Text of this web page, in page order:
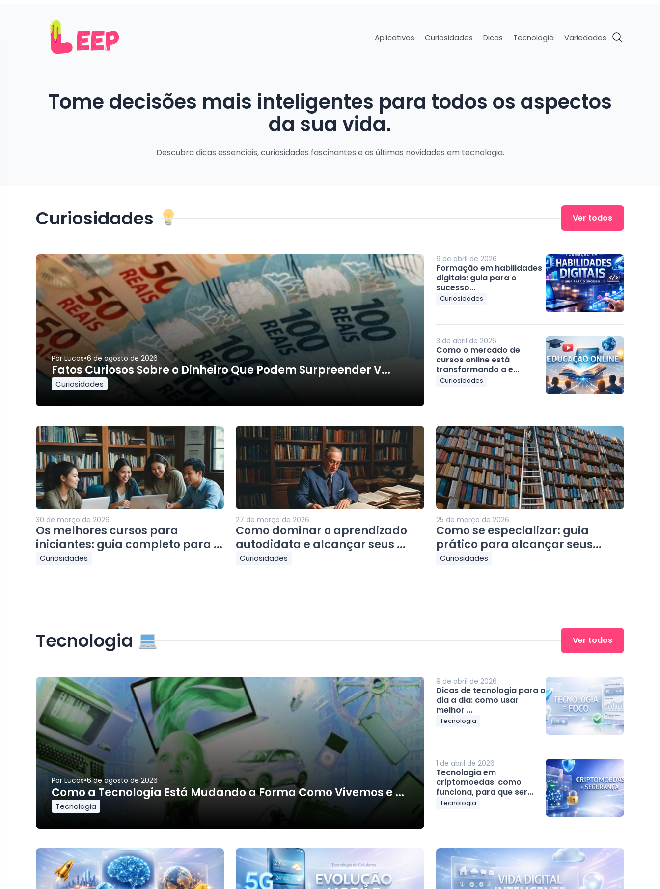
Aplicativos Curiosidades Dicas Tecnologia Variedades
Tome decisões mais inteligentes para todos os aspectos
da sua vida.
Descubra dicas essenciais, curiosidades fascinantes e as últimas novidades em tecnologia.
Curiosidades Ver todos
Por Lucas•6 de agosto de 2026
Fatos Curiosos Sobre o Dinheiro Que Podem Surpreender V...
Curiosidades
6 de abril de 2026
Formação em habilidades
digitais: guia para o
sucesso...
Curiosidades
3 de abril de 2026
Como o mercado de
cursos online está
transformando a e...
Curiosidades
30 de março de 2026
Os melhores cursos para
iniciantes: guia completo para ...
Curiosidades
27 de março de 2026
Como dominar o aprendizado
autodidata e alcançar seus ...
Curiosidades
25 de março de 2026
Como se especializar: guia
prático para alcançar seus...
Curiosidades
Tecnologia Ver todos
Por Lucas•6 de agosto de 2026
Como a Tecnologia Está Mudando a Forma Como Vivemos e ...
Tecnologia
9 de abril de 2026
Dicas de tecnologia para o
dia a dia: como usar
melhor ...
Tecnologia
1 de abril de 2026
Tecnologia em
criptomoedas: como
funciona, para que ser...
Tecnologia